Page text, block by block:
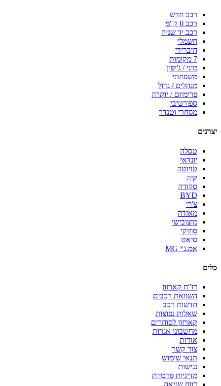
רכב חדש
רכב 0 ק"מ
רכב יד שניה
חשמלי
היברידי
7 מקומות
מיני / ג'יפון
משפחתי
מנהלים / גדול
פרימיום / יוקרה
ספורטיבי
מסחרי וטנדר
יצרנים
טסלה
יונדאי
טויוטה
קיה
סקודה
BYD
צ'רי
מאזדה
מיצובישי
סוזוקי
סיאט
אמ.ג'י MG
כלים
דו"ח קארזון
השוואת רכבים
חדשות רכב
שאלות נפוצות
קארזון לסוחרים
מחשבוני אגרות
אודות
צור קשר
תנאי שימוש
נגישות
מדיניות פרטיות
דווח שגיאה